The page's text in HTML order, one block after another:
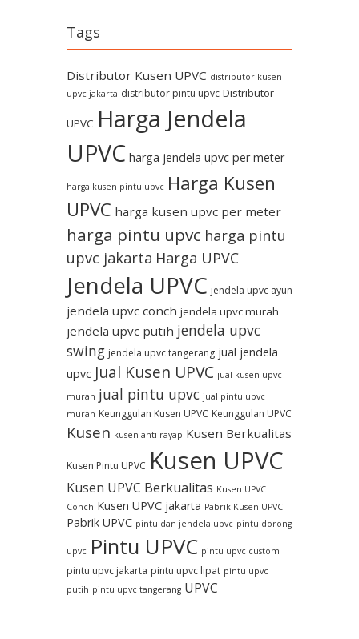
Tags
Distributor Kusen UPVC distributor kusen
upvc jakarta distributor pintu upvc Distributor
UPVC Harga Jendela
UPVC harga jendela upvc per meter
harga kusen pintu upvc Harga Kusen
UPVC harga kusen upvc per meter
harga pintu upvc harga pintu
upvc jakarta Harga UPVC
Jendela UPVC jendela upvc ayun
jendela upvc conch jendela upvc murah
jendela upvc putih jendela upvc
swing jendela upvc tangerang jual jendela
upvc Jual Kusen UPVC jual kusen upvc
murah jual pintu upvc jual pintu upvc
murah Keunggulan Kusen UPVC Keunggulan UPVC
Kusen kusen anti rayap Kusen Berkualitas
Kusen Pintu UPVC Kusen UPVC
Kusen UPVC Berkualitas Kusen UPVC
Conch Kusen UPVC jakarta Pabrik Kusen UPVC
Pabrik UPVC pintu dan jendela upvc pintu dorong
upvc Pintu UPVC pintu upvc custom
pintu upvc jakarta pintu upvc lipat pintu upvc
putih pintu upvc tangerang UPVC